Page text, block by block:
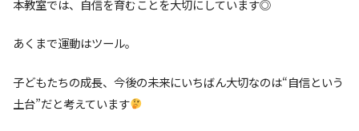
本教室では、自信を育むことを大切にしています◎
あくまで運動はツール。
子どもたちの成長、今後の未来にいちばん大切なのは“自信という
土台”だと考えています